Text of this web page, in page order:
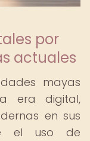
por
actuales
mayas
era digital,
en sus
el uso de